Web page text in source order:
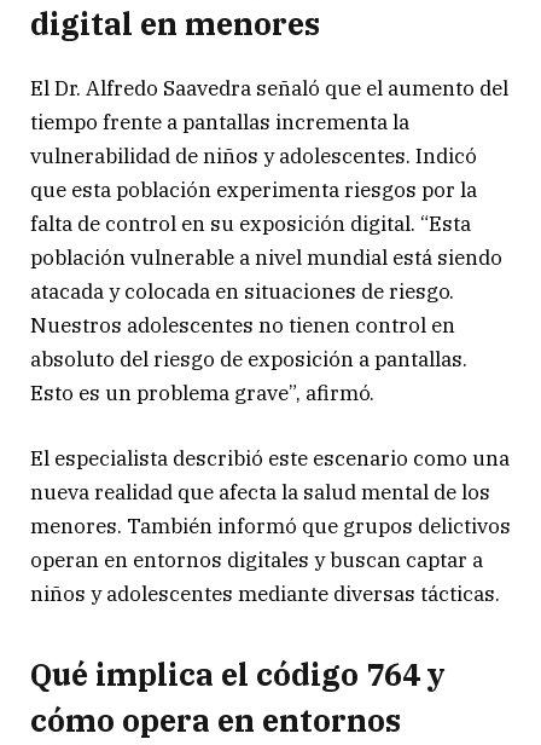
digital en menores
El Dr. Alfredo Saavedra señaló que el aumento del
tiempo frente a pantallas incrementa la
vulnerabilidad de niños y adolescentes. Indicó
que esta población experimenta riesgos por la
falta de control en su exposición digital. “Esta
población vulnerable a nivel mundial está siendo
atacada y colocada en situaciones de riesgo.
Nuestros adolescentes no tienen control en
absoluto del riesgo de exposición a pantallas.
Esto es un problema grave”, afirmó.
El especialista describió este escenario como una
nueva realidad que afecta la salud mental de los
menores. También informó que grupos delictivos
operan en entornos digitales y buscan captar a
niños y adolescentes mediante diversas tácticas.
Qué implica el código 764 y
cómo opera en entornos